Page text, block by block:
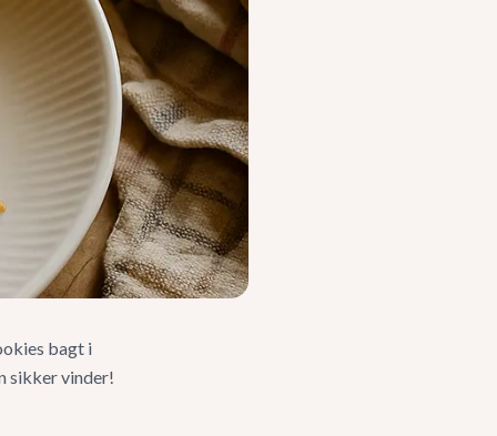
bagt i
sikker vinder!